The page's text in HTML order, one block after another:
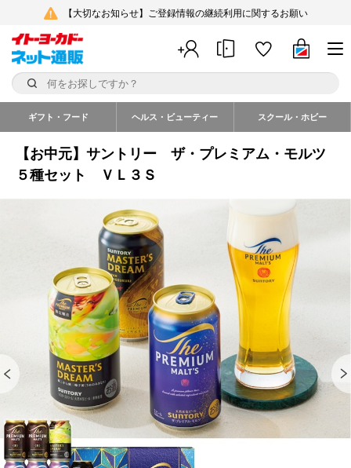
【大切なお知らせ】ご登録情報の継続利用に関するお願い
ギフト・フード ヘルス・ビューティー スクール・ホビー
【お中元】サントリー ザ・プレミアム・モルツ
５種セット ＶＬ３Ｓ